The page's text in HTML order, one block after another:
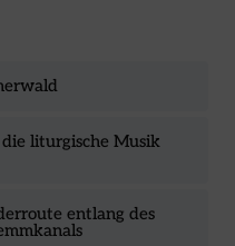
liturgische Musik
entlang des